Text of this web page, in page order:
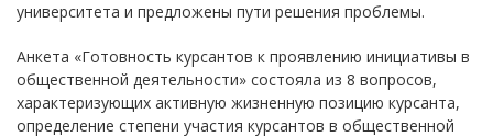
университета и предложены пути решения проблемы.
Анкета «Готовность курсантов к проявлению инициативы в
общественной деятельности» состояла из 8 вопросов,
характеризующих активную жизненную позицию курсанта,
определение степени участия курсантов в общественной